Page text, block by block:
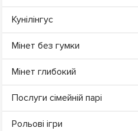
Кунілінгус
Мінет без гумки
Мінет глибокий
Послуги сімейній парі
Рольові ігри